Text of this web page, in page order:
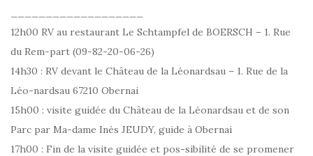
12h00 RV au restaurant Le Schtampfel de BOERSCH – 1. Rue
du Rem-part (09-82-20-06-26)
14h30 : RV devant le Château de la Léonardsau – 1. Rue de la
Léo-nardsau 67210 Obernai
15h00 : visite guidée du Château de la Léonardsau et de son
Parc par Ma-dame Inès JEUDY, guide à Obernai
17h00 : Fin de la visite guidée et pos-sibilité de se promener